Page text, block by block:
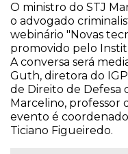
O ministro do STJ
o advogado
webinário "Novas
promovido pelo
A conversa será
Guth, diretora do
de Direito de Defesa
Marcelino, professor
evento é
Ticiano Figueiredo.